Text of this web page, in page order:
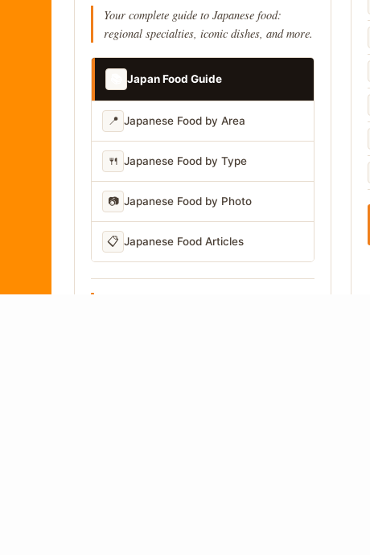
Your complete guide to Japanese food:
regional specialties, iconic dishes, and more.
Japan Food Guide
📍 Japanese Food by Area
🍴 Japanese Food by Type
📷 Japanese Food by Photo
📋 Japanese Food Articles